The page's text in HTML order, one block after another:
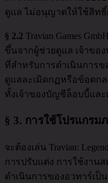
ดูแล ไม่อนุญาตให้ใช้สิท
§ 2.2 Travian Games
ขึ้นจากผู้ช่วยดูแล เจ้าขอ
ที่สำหรับการดำเนินการ
ดูแลละเมิดกฏหรือข้อตกล
ทั้งเจ้าของบัญชีล็อบบี้แล
§ 3. การใช้โปรแกรม
จะต้องเล่น Travian:
การปรับแต่ง การใช้งาน
ดำเนินการของอวทาร์เ